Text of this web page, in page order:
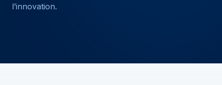
l’innovation.